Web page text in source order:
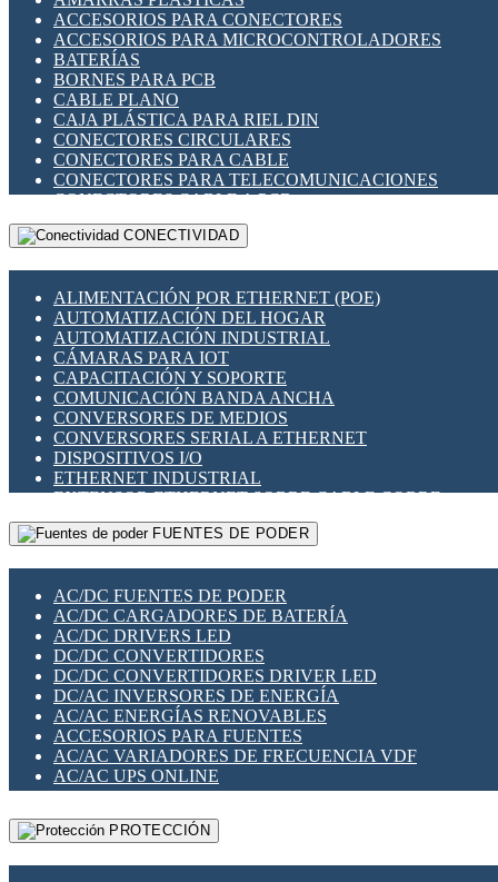
INDICADORES PARA PANEL
INTERFACES DE RELÉ
INTERRUPTORES FIN DE CARRERA
LLAVES CONMUTADORAS
MEDIDORES DE ENERGÍA Y TC'S DE CORRIENTE
MOTORES PASO A PASO
PANTALLAS HMI
PLC -CONTROLADORES LÓGICO PROGRAMABLES
PROGRAMADORES DE HORARIO
RELÉS DE PROTECCIÓN
SENSORES CAPACITIVOS
SENSORES INDUCTIVOS
TEMPORIZADORES
VARIACS
VARIADORES DE FRECUENCIA [VDF]
SECCIONADORES - INTERRUPTORES
MAQUINARIA
ACCESORIOS PARA CONECTORES
ACCESORIOS PARA MICROCONTROLADORES
BATERÍAS
BORNES PARA PCB
CABLE PLANO
CAJA PLÁSTICA PARA RIEL DIN
CONECTORES CIRCULARES
CONECTORES PARA CABLE
CONECTORES PARA TELECOMUNICACIONES
CONECTORES CABLE A PCB
CONECTORES PCB A CABLE
DIP SWITCHES
HERRAMIENTAS VARIAS
ILUMINACIÓN LED
INTERRUPTORES REED
INTERFACES DE RELÉ
OTROS RELÉS
PROTECCIÓN TÉRMICA
RELÉS AUTOMOTRICES
RELÉS DE SEÑAL
RELÉS DE ESTADO SÓLIDO SSR
RELÉS INDUSTRIALES
RELÉS MINIATURA DE POTENCIA
SENSORES MAGNÉTICOS
SWITCH Y MICROSWITCH
TARJETAS PI
UNIÓN Y DERIVACIÓN DE CABLE
CONECTIVIDAD
ALIMENTACIÓN POR ETHERNET (POE)
AUTOMATIZACIÓN DEL HOGAR
AUTOMATIZACIÓN INDUSTRIAL
CÁMARAS PARA IOT
CAPACITACIÓN Y SOPORTE
COMUNICACIÓN BANDA ANCHA
CONVERSORES DE MEDIOS
CONVERSORES SERIAL A ETHERNET
DISPOSITIVOS I/O
ETHERNET INDUSTRIAL
EXTENSOR ETHERNET SOBRE CABLE COBRE
GATEWAY LORAWAN
GESTIÓN DE REDES
PLACAS MODULARES IOT
SWITCHES Y REDES WIFI
SOLUCIONES IOT
SOLUCIONES LORAWAN
SOLUCIONES RED CELULAR
SEGURIDAD PARA REDES
SWITCHES LAN
TELEFONÍA IP (VOIP)
VIGILANCIA IP (CCTV)
MESHTASTIC
FUENTES DE PODER
AC/DC FUENTES DE PODER
AC/DC CARGADORES DE BATERÍA
AC/DC DRIVERS LED
DC/DC CONVERTIDORES
DC/DC CONVERTIDORES DRIVER LED
DC/AC INVERSORES DE ENERGÍA
AC/AC ENERGÍAS RENOVABLES
ACCESORIOS PARA FUENTES
AC/AC VARIADORES DE FRECUENCIA VDF
AC/AC UPS ONLINE
PROTECCIÓN